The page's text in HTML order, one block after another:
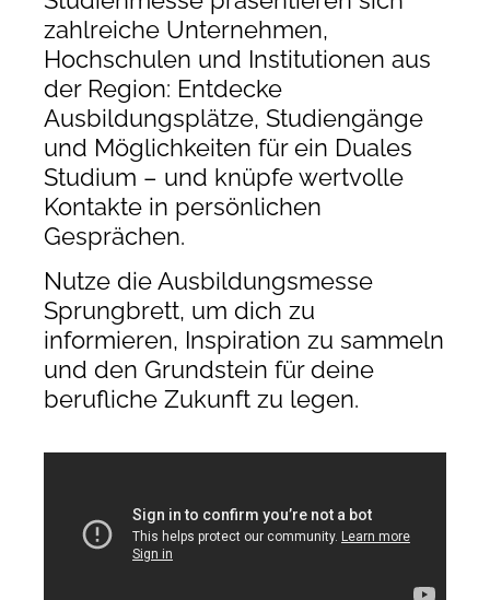
zahlreiche Unternehmen,
Hochschulen und Institutionen aus
der Region: Entdecke
Ausbildungsplätze, Studiengänge
und Möglichkeiten für ein Duales
Studium – und knüpfe wertvolle
Kontakte in persönlichen
Gesprächen.
Nutze die Ausbildungsmesse
Sprungbrett, um dich zu
informieren, Inspiration zu sammeln
und den Grundstein für deine
berufliche Zukunft zu legen.